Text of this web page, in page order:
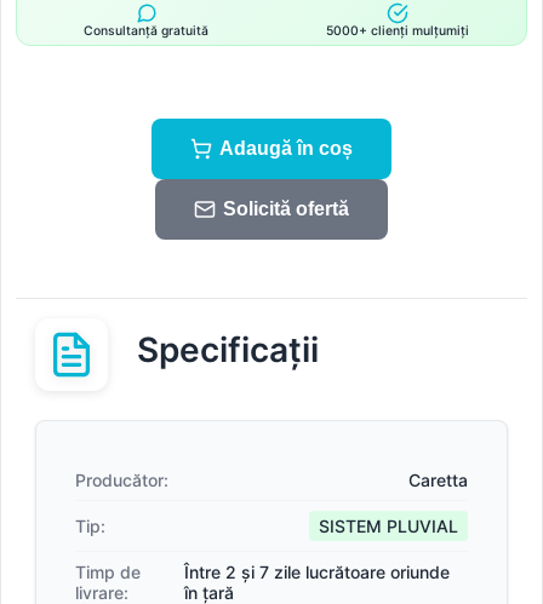
Consultanță gratuită 5000+ clienți mulțumiți
Adaugă în coș
Solicită ofertă
Specificații
Producător: Caretta
Tip: SISTEM PLUVIAL
Timp de
livrare:
Între 2 și 7 zile lucrătoare oriunde
în țară